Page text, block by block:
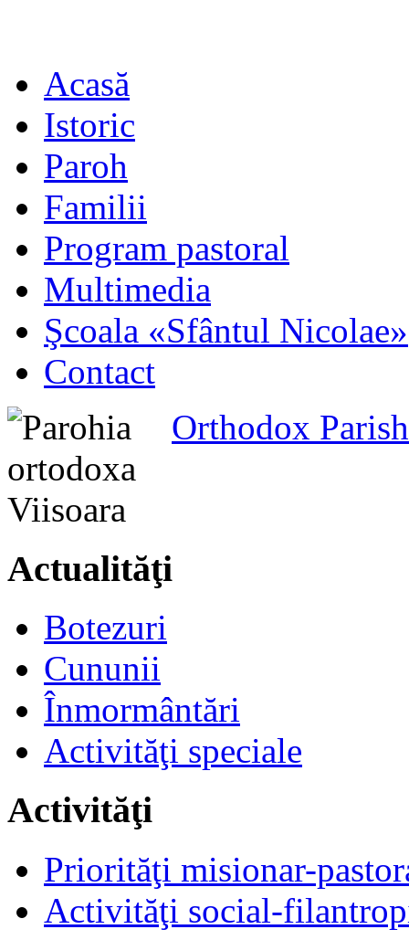
Acasă
Istoric
Paroh
Familii
Program pastoral
Multimedia
Şcoala «Sfântul Nicolae»
Contact
Orthodox
Actualităţi
Botezuri
Cununii
Înmormântări
Activităţi speciale
Activităţi
Priorităţi misionar-
Activităţi social-